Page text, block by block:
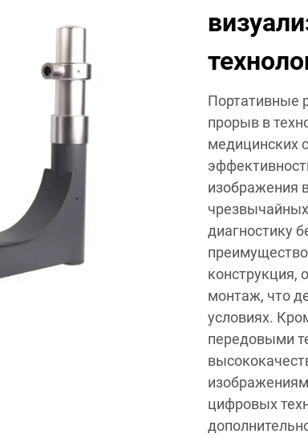
Портативные
прорыв в
медицинских
изображения
диагностику
конструкция,
монтаж, что
условиях.
передовыми
цифровых